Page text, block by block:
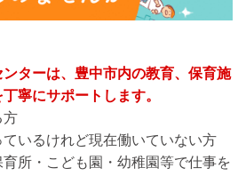
ターは、豊中市内の教育、保育施
寧にサポートします。
方
いるけれど現在働いていない方
所・こども園・幼稚園等で仕事を